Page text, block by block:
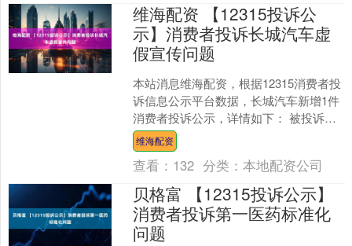
维海配资 【12315投诉公
示】消费者投诉长城汽车虚
假宣传问题
本站消息维海配资，根据12315消费者投
诉信息公示平台数据，长城汽车新增1件
消费者投诉公示，详情如下： 被投诉企
业：长城汽车股份有限公司徐水魏牌分
公司投诉基本信....
维海配资
查看： 132 分类：本地配资公司
贝格富 【12315投诉公示】
消费者投诉第一医药标准化
问题